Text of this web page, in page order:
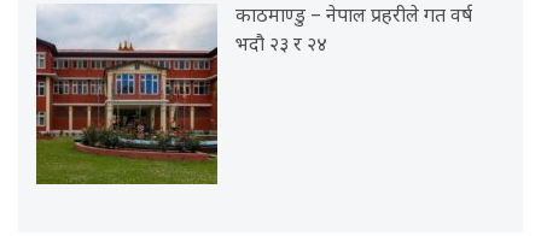
काठमाण्डु – नेपाल प्रहरीले गत वर्ष
भदौ २३ र २४